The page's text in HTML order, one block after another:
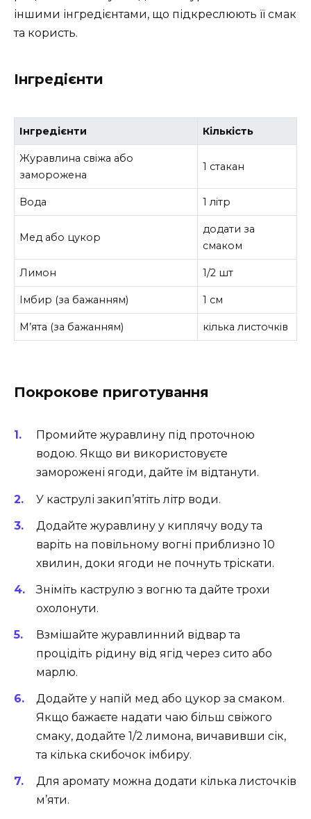
іншими інгредієнтами, що підкреслюють її смак
та користь.
Інгредієнти
Інгредієнти Кількість
Журавлина свіжа або
заморожена
1 стакан
Вода 1 літр
Мед або цукор
додати за
смаком
Лимон 1/2 шт
Імбир (за бажанням) 1 см
М’ята (за бажанням) кілька листочків
Покрокове приготування
Промийте журавлину під проточною
водою. Якщо ви використовуєте
заморожені ягоди, дайте їм відтанути.
У каструлі закип’ятіть літр води.
Додайте журавлину у киплячу воду та
варіть на повільному вогні приблизно 10
хвилин, доки ягоди не почнуть тріскати.
Зніміть каструлю з вогню та дайте трохи
охолонути.
Взмішайте журавлинний відвар та
процідіть рідину від ягід через сито або
марлю.
Додайте у напій мед або цукор за смаком.
Якщо бажаєте надати чаю більш свіжого
смаку, додайте 1/2 лимона, вичавивши сік,
та кілька скибочок імбиру.
Для аромату можна додати кілька листочків
м’яти.